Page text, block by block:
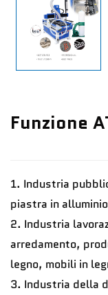
Funzione
1. Industria
piastra in alluminio
2. Industria
arredamento,
legno, mobili in
3. Industria della